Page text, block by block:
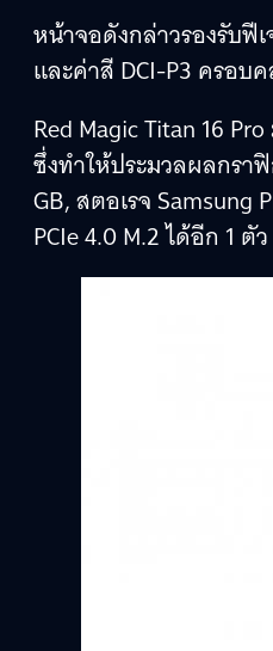
หน้าจอดังกล่าวรองรับฟี
และค่าสี DCI-P3 ครอบ
Red Magic Titan 16
ซึ่งทำให้ประมวลผลกรา
GB, สตอเรจ Samsung
PCIe 4.0 M.2 ได้อีก 1 ตัว